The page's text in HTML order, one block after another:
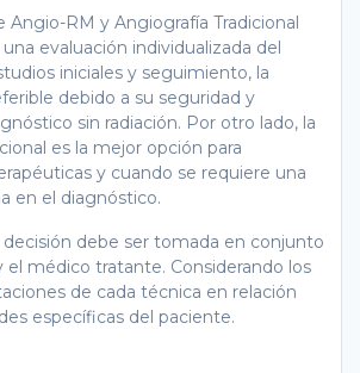
Angio-RM y Angiografía Tradicional
evaluación individualizada del
iniciales y seguimiento, la
debido a su seguridad y
sin radiación. Por otro lado, la
es la mejor opción para
y cuando se requiere una
en el diagnóstico.
decisión debe ser tomada en conjunto
el médico tratante. Considerando los
de cada técnica en relación
específicas del paciente.